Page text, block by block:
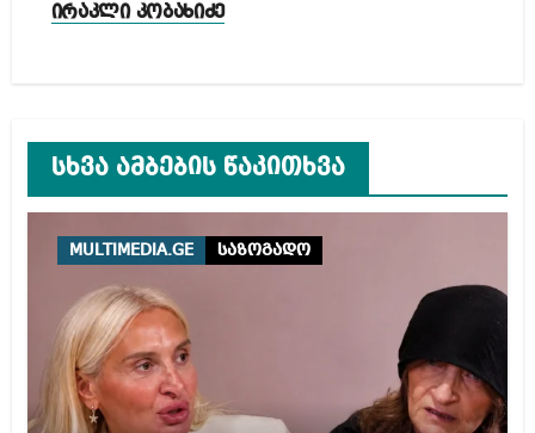
ირაკლი კობახიძე
სხვა ამბების წაკითხვა
MULTIMEDIA.GE საზოგადო